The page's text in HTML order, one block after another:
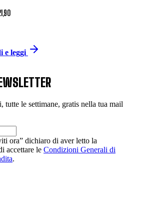
,90
e leggi
le settimane, gratis nella tua mail
ora” dichiaro di aver letto la
accettare le Condizioni Generali di
.